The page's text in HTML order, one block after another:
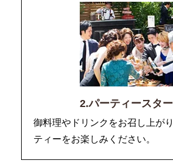
2.パーティースタ
御料理やドリンクをお召し上が
ティーをお楽しみください。